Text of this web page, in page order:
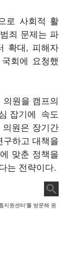
로 사회적 활
죄 문제는 파
확대, 피해자
회에 요청했
원을 캠프의
잡기에 속도
원은 장기간
구하고 대책을
맞춘 정책을
는 전략이다.
지원센터'를 방문해 원